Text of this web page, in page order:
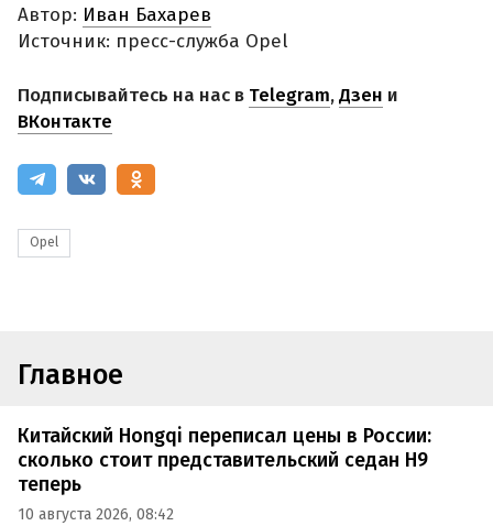
Автор: Иван Бахарев
Источник: пресс-служба Opel
Подписывайтесь на нас в Telegram,Дзен и
ВКонтакте
Opel
Главное
Китайский Hongqi переписал цены в России:
сколько стоит представительский седан H9
теперь
10 августа 2026, 08:42